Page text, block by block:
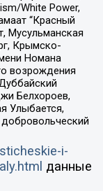
White Power,
“Красный
Мусульманская
Крымско-
Номана
возрождения
Белхороев,
Улыбается,
i-
данные